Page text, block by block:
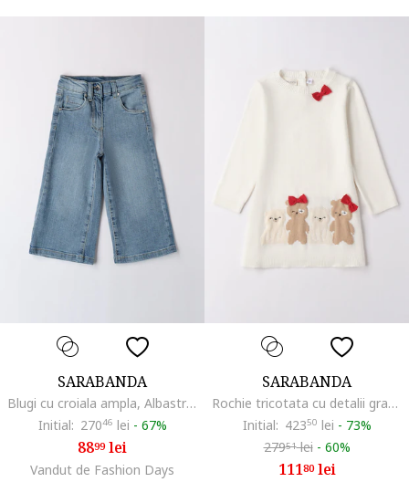
SARABANDA
Blugi cu croiala ampla, Albastru prafuit
Initial: 27046 lei - 67%
8899lei
Vandut de Fashion Days
SARABANDA
Rochie tricotata cu detalii grafice, Rosu/Alb fildes/Maro deschis
Initial: 42350 lei - 73%
27951lei - 60%
11180lei